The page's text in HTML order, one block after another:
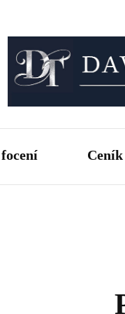
Fotograf pro
Ceník